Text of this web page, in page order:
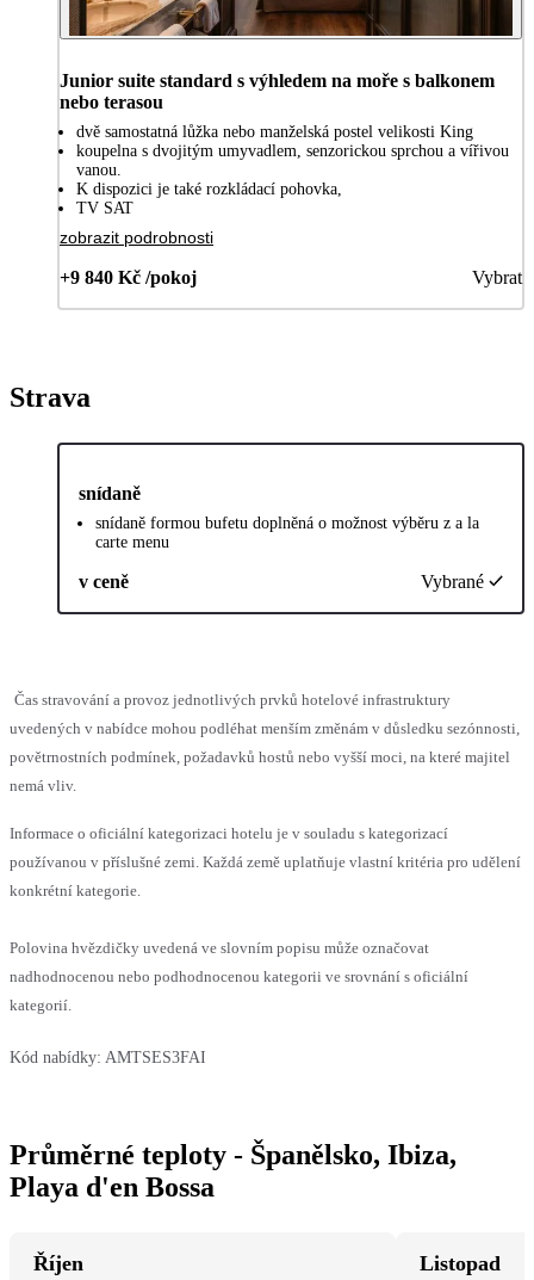
Junior suite standard s výhledem na moře s balkonem
nebo terasou
dvě samostatná lůžka nebo manželská postel velikosti King
koupelna s dvojitým umyvadlem, senzorickou sprchou a vířivou
vanou.
K dispozici je také rozkládací pohovka,
TV SAT
zobrazit podrobnosti
+9 840 Kč /pokoj Vybrat
Strava
snídaně
snídaně formou bufetu doplněná o možnost výběru z a la
carte menu
v ceně Vybrané
Čas stravování a provoz jednotlivých prvků hotelové infrastruktury
uvedených v nabídce mohou podléhat menším změnám v důsledku sezónnosti,
povětrnostních podmínek, požadavků hostů nebo vyšší moci, na které majitel
nemá vliv.
Informace o oficiální kategorizaci hotelu je v souladu s kategorizací
používanou v příslušné zemi. Každá země uplatňuje vlastní kritéria pro udělení
konkrétní kategorie.
Polovina hvězdičky uvedená ve slovním popisu může označovat
nadhodnocenou nebo podhodnocenou kategorii ve srovnání s oficiální
kategorií.
Kód nabídky: AMTSES3FAI
Průměrné teploty - Španělsko, Ibiza,
Playa d'en Bossa
Říjen
Listopad